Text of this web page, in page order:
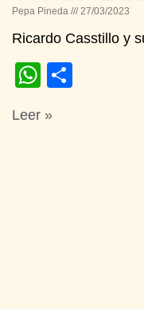
Pepa Pineda 27/03/2023
Ricardo Casstillo y
Leer »